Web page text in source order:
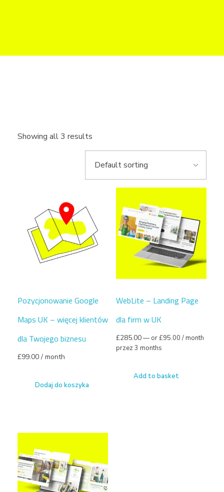
Web do Biznesu
Showing all 3 results
Pozycjonowanie Google
Maps UK – więcej klientów
dla Twojego biznesu
£99.00 / month
Dodaj do koszyka
WebLite – Landing Page
dla firm w UK
£285.00—or£95.00 / month
przez 3 months
Add to basket